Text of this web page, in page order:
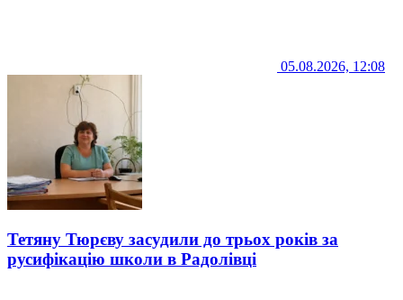
05.08.2026, 12:08
Тетяну Тюрєву засудили до трьох років за
русифікацію школи в Радолівці